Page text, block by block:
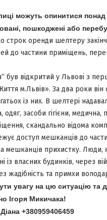
можуть опинитися
пошкоджені або
оренди шелтеру
до частини приміщень,
був відкритий у Львові з
м.Львів». За два роки
із них. В шелтері
одяг, засоби гігієни,
скандально відома
доступ мешканців до
мешканців прихистку.
із власних будинків, через
жадібність та примхи
увагу на цю ситуацію та
Ігоря Микичака!
+380959406459